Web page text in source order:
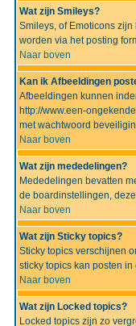
Wat zijn Smileys?
Smileys, of Emoticons
worden via het posting
Naar boven
Kan ik Afbeeldingen
Afbeeldingen kunnen
http://www.een-
met wachtwoord
Naar boven
Wat zijn mededelingen?
Mededelingen bevatten
de boardinstellingen,
Naar boven
Wat zijn Sticky topics?
Sticky topics verschijnen
sticky topics kan posten in
Naar boven
Wat zijn Locked topics?
Locked topics zijn zo